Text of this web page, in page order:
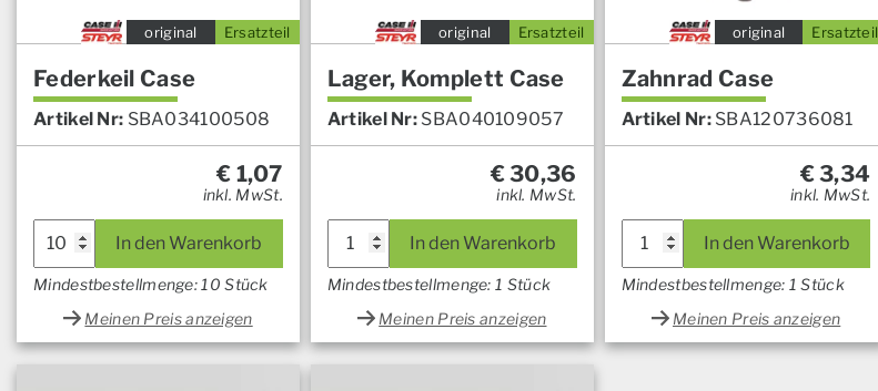
Ersatzteil
original
Federkeil Case
Artikel Nr: SBA034100508
€ 1,07
inkl. MwSt.
In den Warenkorb
Mindestbestellmenge: 10 Stück
Meinen Preis anzeigen
Ersatzteil
original
Lager, Komplett Case
Artikel Nr: SBA040109057
€30,36
inkl. MwSt.
In den Warenkorb
Mindestbestellmenge: 1 Stück
Meinen Preis anzeigen
Ersatzteil
original
Zahnrad Case
Artikel Nr: SBA120736081
€3,34
inkl. MwSt.
In den Warenkorb
Mindestbestellmenge: 1 Stück
Meinen Preis anzeigen